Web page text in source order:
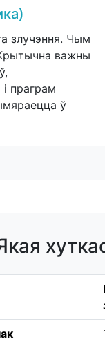
злучэння. Чым
важны
праграм
ў